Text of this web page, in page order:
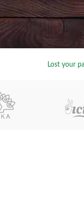
Lost your